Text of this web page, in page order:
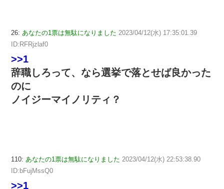
26: あなたの1票は無駄になりました 2023/04/12(水) 17:35:01.39
ID:RFRjzlaf0
>>1
辞職しろって、なら選挙で落とせば良かった
のに
ノイジーマイノリティ？
110: あなたの1票は無駄になりました 2023/04/12(水) 22:53:38.90
ID:bFujMssQ0
>>1